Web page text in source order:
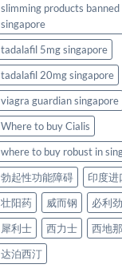
slimming products banned
singapore
tadalafil 5mg singapore
tadalafil 20mg singapore
viagra guardian singapore
Where to buy Cialis
where to buy robust in
勃起性功能障碍
印度进
壮阳药
威而钢 必利劲
犀利士
西力士
西地
达泊西汀